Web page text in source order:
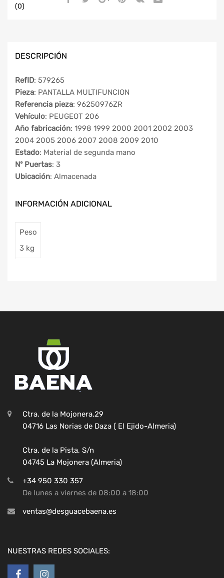
(0)
DESCRIPCIÓN
RefID: 579265
Pieza: PANTALLA MULTIFUNCION
Referencia pieza: 96250976ZR
Vehículo: PEUGEOT 206
Año fabricación: 1998 1999 2000 2001 2002 2003
2004 2005 2006 2007 2008 2009 2010
Estado: Material de segunda mano
Nº Puertas: 3
Ubicación: Almacenada
INFORMACIÓN ADICIONAL
Peso
3 kg
Ctra. de la Mojonera,29
04716 Las Norias de Daza ( El Ejido-Almeria)
Ctra. de la Pista, S/n
04745 La Mojonera (Almeria)
+34 950 330 357
De lunes a viernes de 08:00 a 18:00
ventas@desguacebaena.es
NUESTRAS REDES SOCIALES: